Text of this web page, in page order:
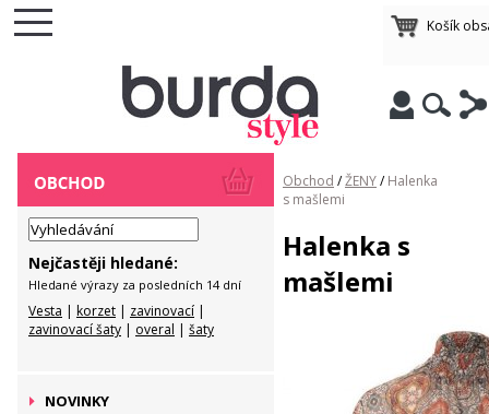
Košík
Nejčastěji hledané:
Hledané výrazy za posledních 14 dní
Vesta | korzet | zavinovací |
zavinovací šaty | overal | šaty
NOVINKY
Obchod /ŽENY/ Halenka
s mašlemi
Halenka s
mašlemi